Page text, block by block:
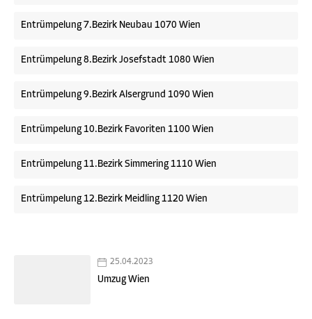
Entrümpelung 7.Bezirk Neubau 1070 Wien
Entrümpelung 8.Bezirk Josefstadt 1080 Wien
Entrümpelung 9.Bezirk Alsergrund 1090 Wien
Entrümpelung 10.Bezirk Favoriten 1100 Wien
Entrümpelung 11.Bezirk Simmering 1110 Wien
Entrümpelung 12.Bezirk Meidling 1120 Wien
25.04.2023
Umzug Wien